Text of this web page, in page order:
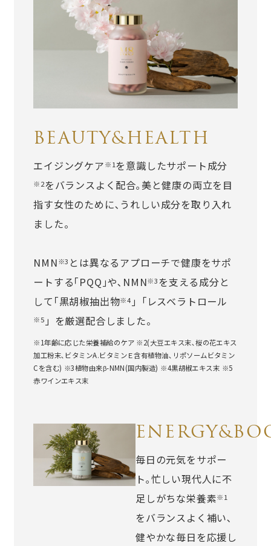
BEAUTY&HEALTH
エイジングケア※1 を意識したサポート成分
※2をバランスよく配合｡美と健康の両立を目
指す女性のために､うれしい成分を取り入れ
ました。
NMN※3 とは異なるアプローチで健康をサポ
ートする｢PQQ｣や､NMN※3 を支える成分と
して｢黒胡椒抽出物※4 ｣「レスベラトロール
※5 」を厳選配合しました。
※1年齢に応じた栄養補給のケア ※2(大豆エキス末､桜の花エキス
加工粉末､ビタミンA.ビタミンＥ含有植物油､リポソームビタミン
Cを含む) ※3植物由来β-NMN(国内製造) ※4黒胡椒エキス末 ※5
赤ワインエキス末
毎日の元気をサポー
ト｡忙しい現代人に不
足しがちな栄養素※1
をバランスよく補い､
健やかな毎日を応援し